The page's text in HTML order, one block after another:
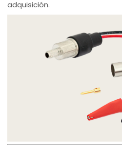
adquisición.